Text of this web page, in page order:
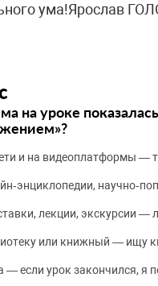
ума!Ярослав
на уроке
и на видеоплатформы —
лекции, экскурсии
или книжный — ищу
— если урок закончился, я